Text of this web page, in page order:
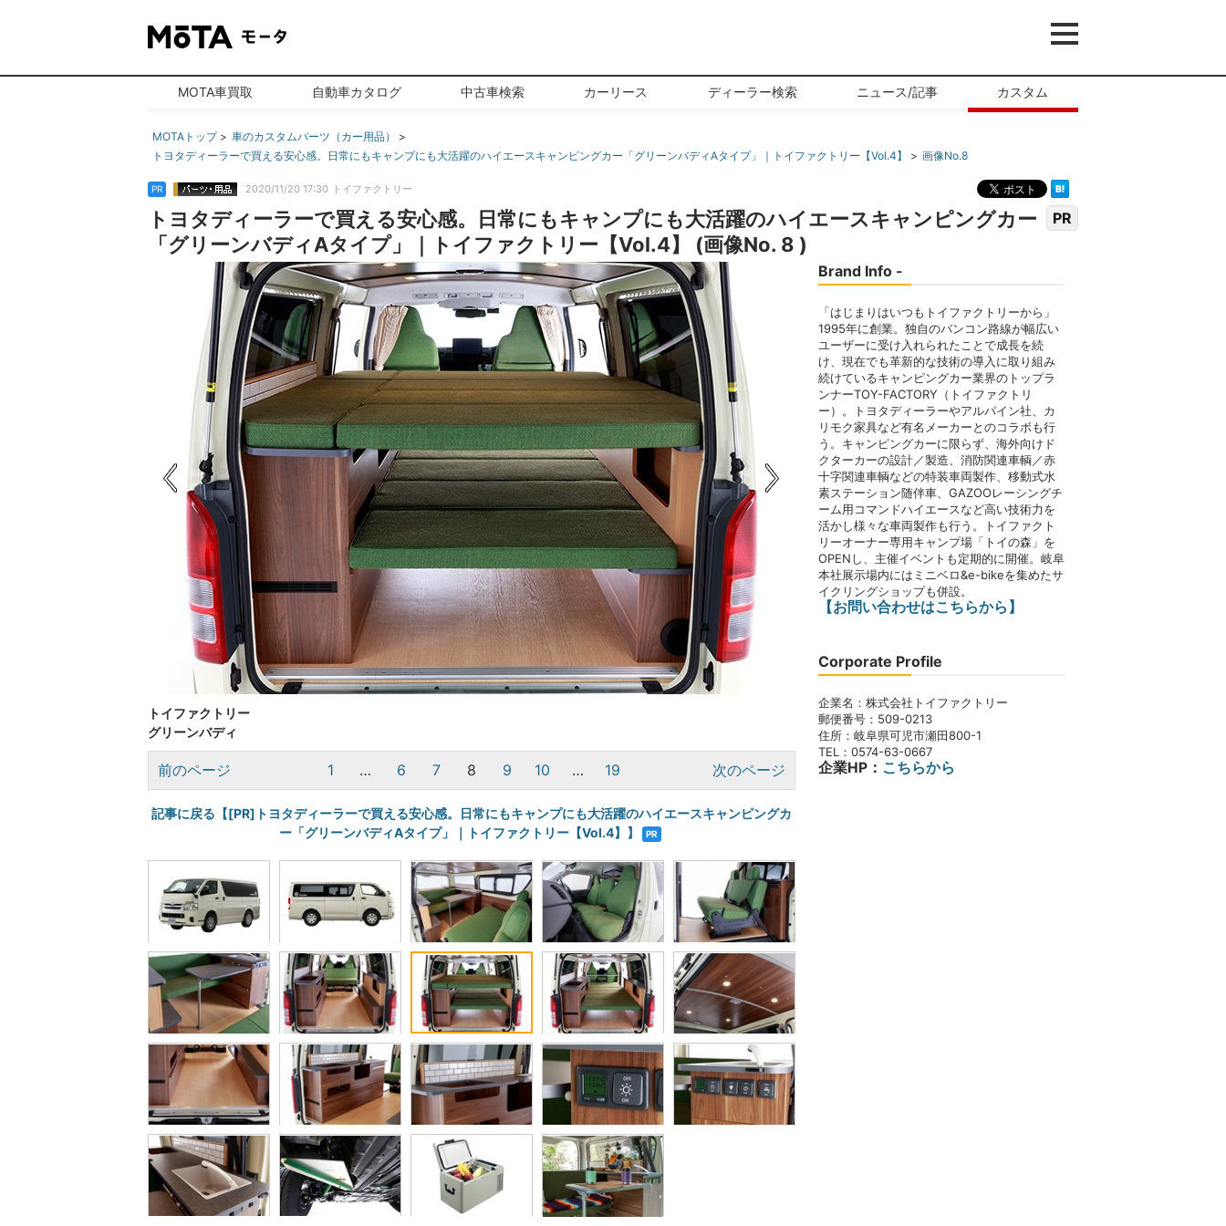
MOTA車買取 自動車カタログ 中古車検索 カーリース ディーラー検索 ニュース/記事 カスタム
MOTAトップ
車のカスタムパーツ（カー用品）
トヨタディーラーで買える安心感。日常にもキャンプにも大活躍のハイエースキャンピングカー「グリーンバディAタイプ」｜トイファクトリー【Vol.4】
画像No.8
PR 2020/11/20 17:30 トイファクトリー
PR
トヨタディーラーで買える安心感。日常にもキャンプにも大活躍のハイエースキャンピングカー
「グリーンバディAタイプ」｜トイファクトリー【Vol.4】 (画像No. 8 )
トイファクトリー
グリーンバディ
前のページ 1 … 6 7 8 9 10 … 19 次のページ
記事に戻る【[PR]トヨタディーラーで買える安心感。日常にもキャンプにも大活躍のハイエースキャンピングカ
ー「グリーンバディAタイプ」｜トイファクトリー【Vol.4】】
PR
Brand Info -
「はじまりはいつもトイファクトリーから」
1995年に創業。独自のバンコン路線が幅広い
ユーザーに受け入れられたことで成長を続
け、現在でも革新的な技術の導入に取り組み
続けているキャンピングカー業界のトップラ
ンナーTOY-FACTORY（トイファクトリ
ー）。トヨタディーラーやアルパイン社、カ
リモク家具など有名メーカーとのコラボも行
う。キャンピングカーに限らず、海外向けド
クターカーの設計／製造、消防関連車輌／赤
十字関連車輌などの特装車両製作、移動式水
素ステーション随伴車、GAZOOレーシングチ
ーム用コマンドハイエースなど高い技術力を
活かし様々な車両製作も行う。トイファクト
リーオーナー専用キャンプ場「トイの森」を
OPENし、主催イベントも定期的に開催。岐阜
本社展示場内にはミニベロ&e-bikeを集めたサ
イクリングショップも併設。
【お問い合わせはこちらから】
Corporate Profile
企業名：株式会社トイファクトリー
郵便番号：509-0213
住所：岐阜県可児市瀬田800-1
TEL：0574-63-0667
企業HP： こちらから